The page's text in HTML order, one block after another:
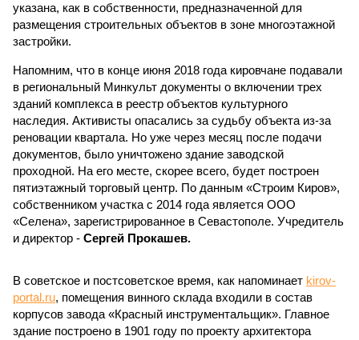
указана, как в собственности, предназначенной для
размещения строительных объектов в зоне многоэтажной
застройки.
Напомним, что в конце июня 2018 года кировчане подавали
в региональный Минкульт документы о включении трех
зданий комплекса в реестр объектов культурного
наследия. Активисты опасались за судьбу объекта из-за
реновации квартала. Но уже через месяц после подачи
документов, было уничтожено здание заводской
проходной. На его месте, скорее всего, будет построен
пятиэтажный торговый центр. По данным «Строим Киров»,
собственником участка с 2014 года является ООО
«Селена», зарегистрированное в Севастополе. Учредитель
и директор - Сергей Прокашев.
В советское и постсоветское время, как напоминает kirov-
portal.ru, помещения винного склада входили в состав
корпусов завода «Красный инструментальщик». Главное
здание построено в 1901 году по проекту архитектора